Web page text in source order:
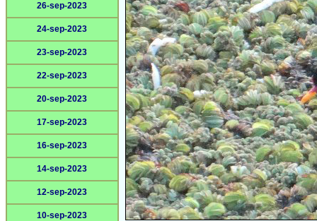
26-sep-2023
24-sep-2023
23-sep-2023
22-sep-2023
20-sep-2023
17-sep-2023
16-sep-2023
14-sep-2023
12-sep-2023
10-sep-2023